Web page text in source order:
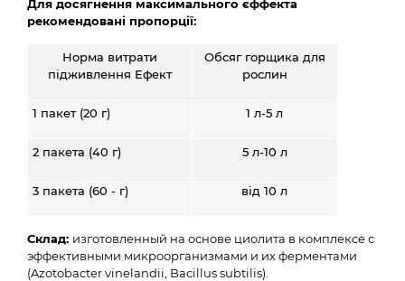
Для досягнення максимального єффекта
рекомендовані пропорції:
Норма витрати
підживлення Ефект
Обсяг горщика для
рослин
1 пакет (20 г) 1 л-5 л
2 пакета (40 г) 5 л-10 л
3 пакета (60 - г) від 10 л
Склад: изготовленный на основе циолита в комплексе с
эффективными микроорганизмами и их ферментами
(Azotobacter vinelandii, Bacillus subtilis).